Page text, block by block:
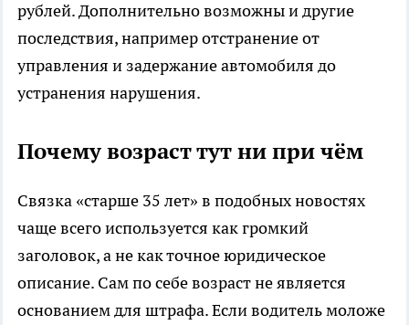
рублей. Дополнительно возможны и другие
последствия, например отстранение от
управления и задержание автомобиля до
устранения нарушения.
Почему возраст тут ни при чём
Связка «старше 35 лет» в подобных новостях
чаще всего используется как громкий
заголовок, а не как точное юридическое
описание. Сам по себе возраст не является
основанием для штрафа. Если водитель моложе